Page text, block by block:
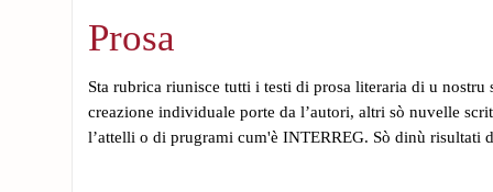
Prosa
Sta rubrica riunisce tutti i testi di prosa literaria di u nostru
creazione individuale porte da l’autori, altri sò nuvelle
l’attelli o di prugrami cum'è INTERREG. Sò dinù risultati